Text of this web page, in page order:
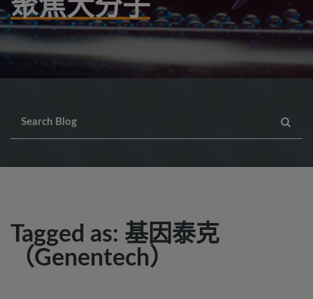
聚焦大分子
Tagged as: 基因泰克
（Genentech）